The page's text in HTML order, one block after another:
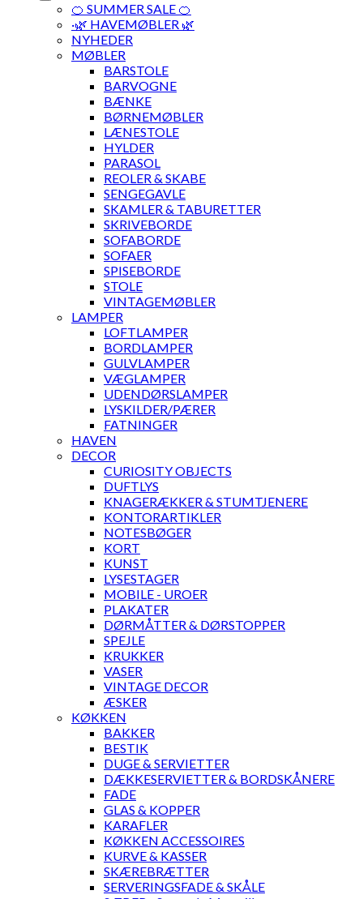
🍊 SUMMER SALE 🍊
·🌿 HAVEMØBLER 🌿
NYHEDER
MØBLER
BARSTOLE
BARVOGNE
BÆNKE
BØRNEMØBLER
LÆNESTOLE
HYLDER
PARASOL
REOLER & SKABE
SENGEGAVLE
SKAMLER & TABURETTER
SKRIVEBORDE
SOFABORDE
SOFAER
SPISEBORDE
STOLE
VINTAGEMØBLER
LAMPER
LOFTLAMPER
BORDLAMPER
GULVLAMPER
VÆGLAMPER
UDENDØRSLAMPER
LYSKILDER/PÆRER
FATNINGER
HAVEN
DECOR
CURIOSITY OBJECTS
DUFTLYS
KNAGERÆKKER & STUMTJENERE
KONTORARTIKLER
NOTESBØGER
KORT
KUNST
LYSESTAGER
MOBILE - UROER
PLAKATER
DØRMÅTTER & DØRSTOPPER
SPEJLE
KRUKKER
VASER
VINTAGE DECOR
ÆSKER
KØKKEN
BAKKER
BESTIK
DUGE & SERVIETTER
DÆKKESERVIETTER & BORDSKÅNERE
FADE
GLAS & KOPPER
KARAFLER
KØKKEN ACCESSOIRES
KURVE & KASSER
SKÆREBRÆTTER
SERVERINGSFADE & SKÅLE